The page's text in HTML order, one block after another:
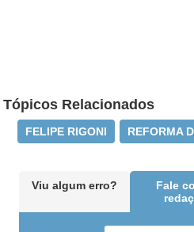
Tópicos Relacionados
FELIPE RIGONI REFORMA
Viu algum erro?
Fale